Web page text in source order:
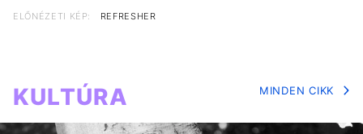
ELŐNÉZETI KÉP: REFRESHER
KULTÚRA MINDEN CIKK